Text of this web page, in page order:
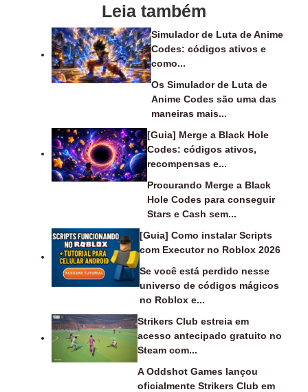
Leia também
Simulador de Luta de Anime
Codes: códigos ativos e
como...
Os Simulador de Luta de
Anime Codes são uma das
maneiras mais...
[Guia] Merge a Black Hole
Codes: códigos ativos,
recompensas e...
Procurando Merge a Black
Hole Codes para conseguir
Stars e Cash sem...
[Guia] Como instalar Scripts
com Executor no Roblox 2026
Se você está perdido nesse
universo de códigos mágicos
no Roblox e...
Strikers Club estreia em
acesso antecipado gratuito no
Steam com...
A Oddshot Games lançou
oficialmente Strikers Club em